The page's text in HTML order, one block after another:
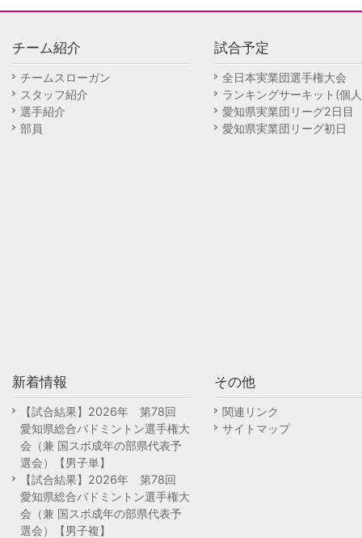
チーム紹介
チームスローガン
スタッフ紹介
選手紹介
部員
試合予定
全日本実業団選手権大会
ランキングサーキット(個
愛知県実業団リーグ2日目
愛知県実業団リーグ初日
新着情報
【試合結果】2026年 第78回
愛知県総合バドミントン選手権大
会（兼 国スポ成年の部県代表予
選会）【男子単】
【試合結果】2026年 第78回
愛知県総合バドミントン選手権大
会（兼 国スポ成年の部県代表予
選会）【男子複】
その他
関連リンク
サイトマップ